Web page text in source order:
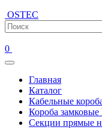
OSTEC
0
Главная
Каталог
Кабельные
Короба
Секции прямые